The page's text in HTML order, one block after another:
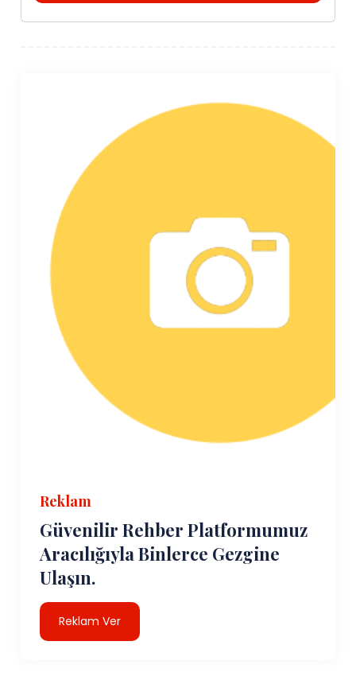
Reklam
Güvenilir Rehber Platformumuz
Aracılığıyla Binlerce Gezgine
Ulaşın.
Reklam Ver